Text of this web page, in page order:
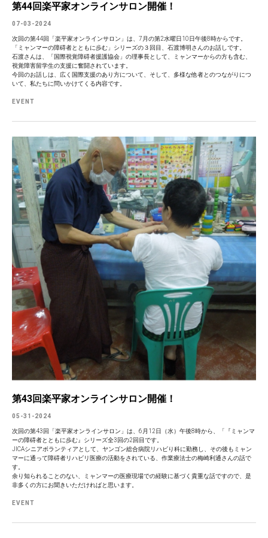
第44回楽平家オンラインサロン開催！
07-03-2024
次回の第44回「楽平家オンラインサロン」は、7月の第2水曜日10日午後8時からです。
「ミャンマーの障碍者とともに歩む」シリーズの３回目、石渡博明さんのお話しです。
石渡さんは、「国際視覚障碍者援護協会」の理事長として、ミャンマーからの方も含む、
視覚障害留学生の支援に奮闘されています。
今回のお話しは、広く国際支援のあり方について、そして、多様な他者とのつながりにつ
いて、私たちに問いかけてくる内容です。
EVENT
第43回楽平家オンラインサロン開催！
05-31-2024
次回の第43回「楽平家オンラインサロン」は、6月12日（水）午後8時から、「『ミャンマ
ーの障碍者とともに歩む』シリーズ全3回の2回目です。
JICAシニアボランティアとして、ヤンゴン総合病院リハビり科に勤務し、その後もミャン
マーに通って障碍者リハビリ医療の活動をされている、作業療法士の梅崎利通さんの話で
す。
余り知られることのない、ミャンマーの医療現場での経験に基づく貴重な話ですので、是
非多くの方にお聞きいただければと思います。
EVENT